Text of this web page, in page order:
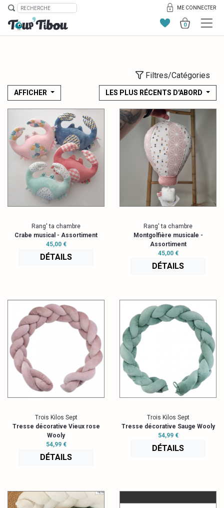
ME CONNECTER
0
Filtres/Catégories
AFFICHER LES PLUS RÉCENTS D'ABORD
Rang' ta chambre
Crabe musical - Assortiment
45,00 €
DÉTAILS
Rang' ta chambre
Montgolfière musicale -
Assortiment
45,00 €
DÉTAILS
Trois Kilos Sept
Tresse décorative Vieux rose
Wooly
54,99 €
DÉTAILS
Trois Kilos Sept
Tresse décorative Sauge Wooly
54,99 €
DÉTAILS